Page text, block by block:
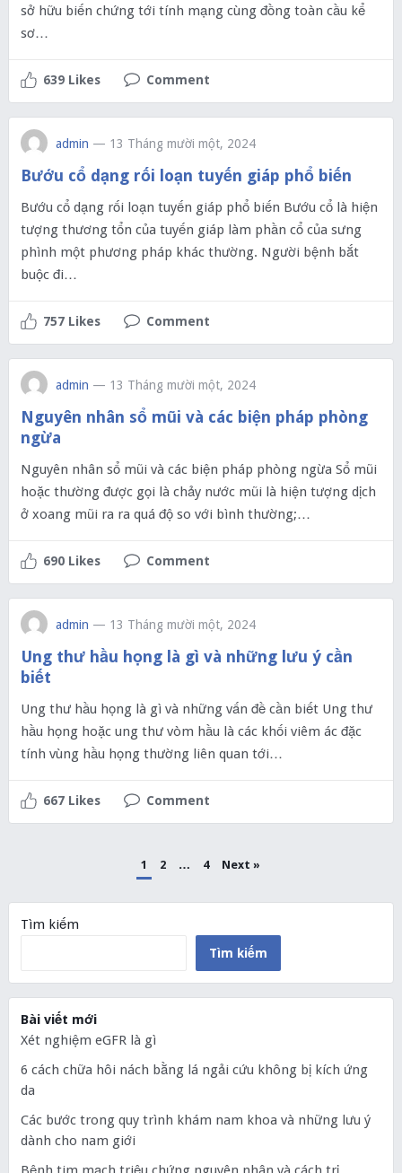
sở hữu biến chứng tới tính mạng cùng đồng toàn cầu kể
sơ…
639 Likes Comment
admin — 13 Tháng mười một, 2024
Bướu cổ dạng rối loạn tuyến giáp phổ biến
Bướu cổ dạng rối loạn tuyến giáp phổ biến Bướu cổ là hiện
tượng thương tổn của tuyến giáp làm phần cổ của sưng
phình một phương pháp khác thường. Người bệnh bắt
buộc đi…
757 Likes Comment
admin — 13 Tháng mười một, 2024
Nguyên nhân sổ mũi và các biện pháp phòng
ngừa
Nguyên nhân sổ mũi và các biện pháp phòng ngừa Sổ mũi
hoặc thường được gọi là chảy nước mũi là hiện tượng dịch
ở xoang mũi ra ra quá độ so với bình thường;…
690 Likes Comment
admin — 13 Tháng mười một, 2024
Ung thư hầu họng là gì và những lưu ý cần
biết
Ung thư hầu họng là gì và những vấn đề cần biết Ung thư
hầu họng hoặc ung thư vòm hầu là các khối viêm ác đặc
tính vùng hầu họng thường liên quan tới…
667 Likes Comment
bài
viết
1 2 … 4 Next »
Tìm kiếm
Tìm kiếm
Bài viết mới
Xét nghiệm eGFR là gì
6 cách chữa hôi nách bằng lá ngải cứu không bị kích ứng
da
Các bước trong quy trình khám nam khoa và những lưu ý
dành cho nam giới